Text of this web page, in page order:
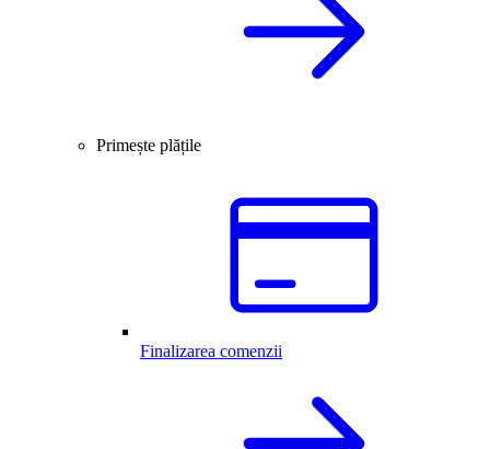
Primește plățile
Finalizarea comenzii